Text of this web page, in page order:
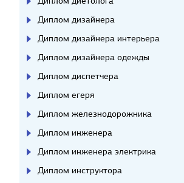
Диплом дизайнера
Диплом дизайнера интерьера
Диплом дизайнера одежды
Диплом диспетчера
Диплом егеря
Диплом железнодорожника
Диплом инженера
Диплом инженера электрика
Диплом инструктора